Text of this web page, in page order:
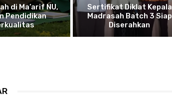
di Ma’arif NU,
Pendidikan
Sertifikat Diklat Kepala
Madrasah Batch 3 Siap
Diserahkan